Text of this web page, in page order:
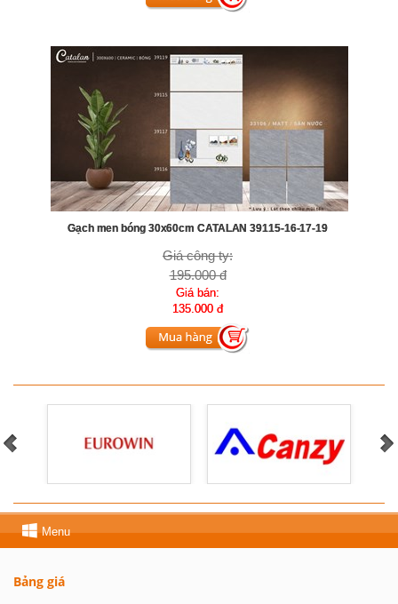
Gạch men bóng 30x60cm CATALAN 39115-16-17-19
Giá công ty:
195.000 đ
Giá bán:
135.000 đ
Menu
Bảng giá